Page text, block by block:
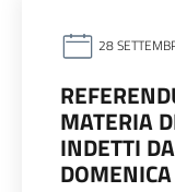
28
MATERIA
INDETTI